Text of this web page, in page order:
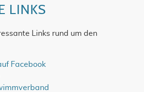
LINKS
Links rund um den
Facebook